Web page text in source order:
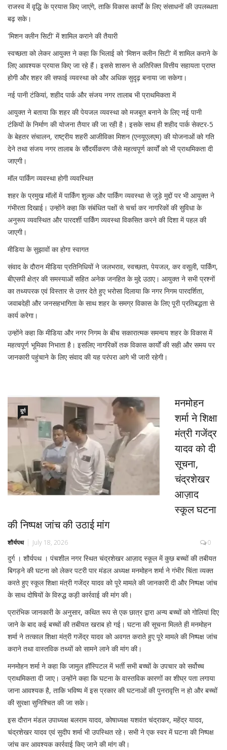
राजस्व में वृद्धि के प्रयास किए जाएंगे, ताकि विकास कार्यों के लिए संसाधनों की उपलब्धता
बढ़ सके।
'मिशन क्लीन सिटी' में शामिल कराने की तैयारी
स्वच्छता को लेकर आयुक्त ने कहा कि भिलाई को 'मिशन क्लीन सिटी' में शामिल कराने के
लिए आवश्यक प्रयास किए जा रहे हैं। इससे शासन से अतिरिक्त वित्तीय सहायता प्राप्त
होगी और शहर की सफाई व्यवस्था को और अधिक सुदृढ़ बनाया जा सकेगा।
नई पानी टंकियां, शहीद पार्क और संजय नगर तालाब भी प्राथमिकता में
आयुक्त ने बताया कि शहर की पेयजल व्यवस्था को मजबूत बनाने के लिए नई पानी
टंकियों के निर्माण की योजना तैयार की जा रही है। इसके साथ ही शहीद पार्क सेक्टर-5
के बेहतर संचालन, राष्ट्रीय शहरी आजीविका मिशन (एनयूएलएम) की योजनाओं को गति
देने तथा संजय नगर तालाब के सौंदर्यीकरण जैसे महत्वपूर्ण कार्यों को भी प्राथमिकता दी
जाएगी।
मॉल पार्किंग व्यवस्था होगी व्यवस्थित
शहर के प्रमुख मॉलों में पार्किंग शुल्क और पार्किंग व्यवस्था से जुड़े मुद्दों पर भी आयुक्त ने
गंभीरता दिखाई। उन्होंने कहा कि संबंधित पक्षों से चर्चा कर नागरिकों की सुविधा के
अनुरूप व्यवस्थित और पारदर्शी पार्किंग व्यवस्था विकसित करने की दिशा में पहल की
जाएगी।
मीडिया के सुझावों का होगा स्वागत
संवाद के दौरान मीडिया प्रतिनिधियों ने जलभराव, स्वच्छता, पेयजल, कर वसूली, पार्किंग,
बीएसपी क्षेत्र की समस्याओं सहित अनेक जनहित के मुद्दे उठाए। आयुक्त ने सभी प्रश्नों
का तथ्यपरक एवं विस्तार से उत्तर देते हुए भरोसा दिलाया कि नगर निगम पारदर्शिता,
जवाबदेही और जनसहभागिता के साथ शहर के समग्र विकास के लिए पूरी प्रतिबद्धता से
कार्य करेगा।
उन्होंने कहा कि मीडिया और नगर निगम के बीच सकारात्मक समन्वय शहर के विकास में
महत्वपूर्ण भूमिका निभाता है। इसलिए नागरिकों तक विकास कार्यों की सही और समय पर
जानकारी पहुंचाने के लिए संवाद की यह परंपरा आगे भी जारी रहेगी।
दुर्ग
मनमोहन
शर्मा ने शिक्षा
मंत्री गजेंद्र
यादव को दी
सूचना,
चंद्रशेखर
आज़ाद
स्कूल घटना
की निष्पक्ष जांच की उठाई मांग
शौर्यपथ July 18, 2026 0
दुर्ग । शौर्यपथ । पंचशील नगर स्थित चंद्रशेखर आज़ाद स्कूल में कुछ बच्चों की तबीयत
बिगड़ने की घटना को लेकर पटरी पार मंडल अध्यक्ष मनमोहन शर्मा ने गंभीर चिंता व्यक्त
करते हुए स्कूल शिक्षा मंत्री गजेंद्र यादव को पूरे मामले की जानकारी दी और निष्पक्ष जांच
के साथ दोषियों के विरुद्ध कड़ी कार्रवाई की मांग की।
प्रारंभिक जानकारी के अनुसार, कथित रूप से एक छात्र द्वारा अन्य बच्चों को गोलियां दिए
जाने के बाद कई बच्चों की तबीयत खराब हो गई। घटना की सूचना मिलते ही मनमोहन
शर्मा ने तत्काल शिक्षा मंत्री गजेंद्र यादव को अवगत कराते हुए पूरे मामले की निष्पक्ष जांच
कराने तथा वास्तविक तथ्यों को सामने लाने की मांग की।
मनमोहन शर्मा ने कहा कि जामुल हॉस्पिटल में भर्ती सभी बच्चों के उपचार को सर्वोच्च
प्राथमिकता दी जाए। उन्होंने कहा कि घटना के वास्तविक कारणों का शीघ्र पता लगाया
जाना आवश्यक है, ताकि भविष्य में इस प्रकार की घटनाओं की पुनरावृत्ति न हो और बच्चों
की सुरक्षा सुनिश्चित की जा सके।
इस दौरान मंडल उपाध्यक्ष बलराम यादव, कोषाध्यक्ष यशवंत चंद्राकर, महेंद्र यादव,
चंद्रशेखर यादव एवं सुदीप शर्मा भी उपस्थित रहे। सभी ने एक स्वर में घटना की निष्पक्ष
जांच कर आवश्यक कार्रवाई किए जाने की मांग की।